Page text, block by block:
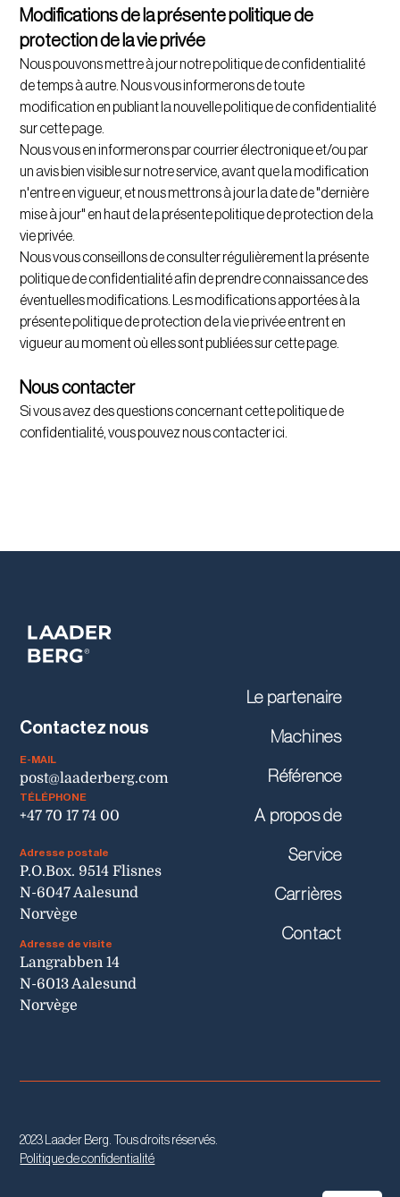
Modifications de la présente politique de
protection de la vie privée
Nous pouvons mettre à jour notre politique de confidentialité
de temps à autre. Nous vous informerons de toute
modification en publiant la nouvelle politique de confidentialité
sur cette page.
Nous vous en informerons par courrier électronique et/ou par
un avis bien visible sur notre service, avant que la modification
n'entre en vigueur, et nous mettrons à jour la date de "dernière
mise à jour" en haut de la présente politique de protection de la
vie privée.
Nous vous conseillons de consulter régulièrement la présente
politique de confidentialité afin de prendre connaissance des
éventuelles modifications. Les modifications apportées à la
présente politique de protection de la vie privée entrent en
vigueur au moment où elles sont publiées sur cette page.
Nous contacter
Si vous avez des questions concernant cette politique de
confidentialité, vous pouvez nous contacterici
Contactez nous
E-MAIL
post@laaderberg.com
TÉLÉPHONE
+47 70 17 74 00
Adresse postale
P.O.Box. 9514 Flisnes
N-6047 Aalesund
Norvège
Adresse de visite
Langrabben 14
N-6013 Aalesund
Norvège
Le partenaire
Machines
Référence
A propos de
Service
Carrières
Contact
Politique de confidentialité
2023 Laader Berg. Tous droits réservés.